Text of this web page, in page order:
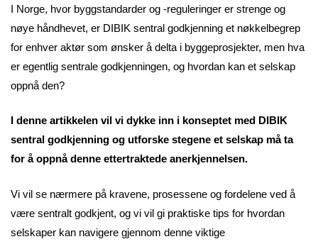
I Norge, hvor byggstandarder og -reguleringer er strenge og
nøye håndhevet, er DIBIK sentral godkjenning et nøkkelbegrep
for enhver aktør som ønsker å delta i byggeprosjekter, men hva
er egentlig sentrale godkjenningen, og hvordan kan et selskap
oppnå den?
I denne artikkelen vil vi dykke inn i konseptet med DIBIK
sentral godkjenning og utforske stegene et selskap må ta
for å oppnå denne ettertraktede anerkjennelsen.
Vi vil se nærmere på kravene, prosessene og fordelene ved å
være sentralt godkjent, og vi vil gi praktiske tips for hvordan
selskaper kan navigere gjennom denne viktige